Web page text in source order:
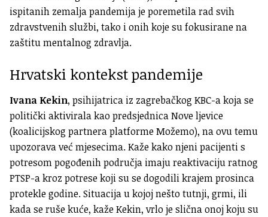
ispitanih zemalja pandemija je poremetila rad svih
zdravstvenih službi, tako i onih koje su fokusirane na
zaštitu mentalnog zdravlja.
Hrvatski kontekst pandemije
Ivana Kekin, psihijatrica iz zagrebačkog KBC-a koja se
politički aktivirala kao predsjednica Nove ljevice
(koalicijskog partnera platforme Možemo), na ovu temu
upozorava već mjesecima. Kaže kako njeni pacijenti s
potresom pogođenih područja imaju reaktivaciju ratnog
PTSP-a kroz potrese koji su se dogodili krajem prosinca
protekle godine. Situacija u kojoj nešto tutnji, grmi, ili
kada se ruše kuće, kaže Kekin, vrlo je slična onoj koju su